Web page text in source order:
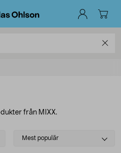
från MIXX.
Select
Mest populär